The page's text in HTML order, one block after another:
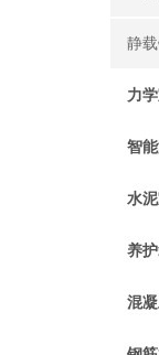
静
力
智
水
养
混